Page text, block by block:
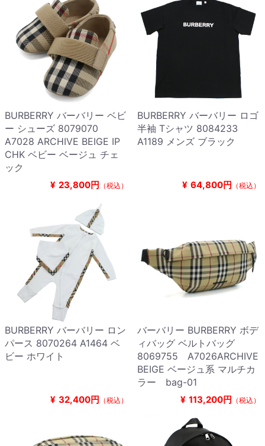
BURBERRY バーバリー ベビ
ー シューズ 8079070
A7028 ARCHIVE BEIGE IP
CHK ベビー ベージュ チェ
ック
¥ 23,800円 （税込）
BURBERRY バーバリー ロゴ
半袖 Tシャツ 8084233
A1189 メンズ ブラック
¥ 64,800円 （税込）
BURBERRY バーバリー ロン
パース 8070264 A1464 ベ
ビー ホワイト
¥ 32,400円 （税込）
バーバリー BURBERRY ボデ
ィバッグ ベルトバッグ
8069755 A7026ARCHIVE
BEIGE ベージュ系 マルチカ
ラー bag-01
¥ 113,200円 （税込）